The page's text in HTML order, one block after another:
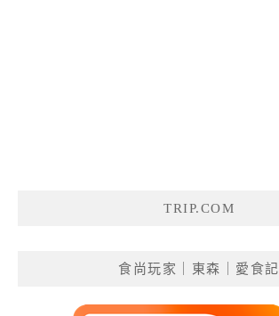
TRIP.COM
食尚玩家｜東森｜愛食記